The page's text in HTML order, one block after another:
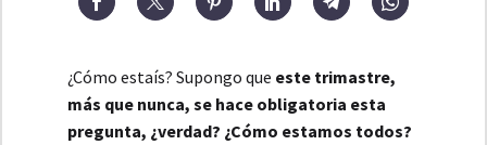
¿Cómo estaís? Supongo que este trimastre,
más que nunca, se hace obligatoria esta
pregunta, ¿verdad? ¿Cómo estamos todos?